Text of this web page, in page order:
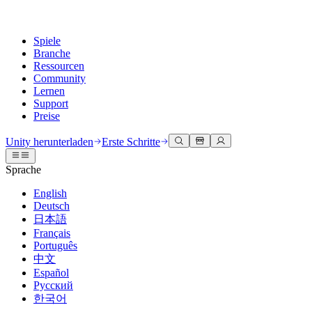
Spiele
Branche
Ressourcen
Community
Lernen
Support
Preise
Unity Engine
Erstellen Sie 2D- und 3D-Spiele für jede Plattform
Zusammenarbeit
Schnell mit Ihrem Team zusammenarbeiten und iterieren
Unity herunterladen
Abonnements und Preise
Bereitstellen
Multiplattform
3D-Zusammenarbeit
Erstellen und überprüfen Sie 3D-Projekte in Echtzeit
Immersive Schulung
In immersiven Umgebungen trainieren
Kundenerlebnisse
Interaktive 3D-Erlebnisse erstellen
Branchen
Fertigung
Dokumentation
Entwicklertools
Versionsfreigaben und Fehlerverfolgung
Roadmap
Bevorstehende Funktionen überprüfen
Glossar
Diskussionen
Veranstaltungen
Globale und lokale Veranstaltungen
Gemeinschaftsgeschichten
Made with Unity
Präsentation von Unity-Schöpfern
Unity Learn
Meistern Sie Unity-Fähigkeiten kostenlos
Professionelles Training
Verbessern Sie Ihr Team mit Unity-Trainern
Neu bei Unity
Erste Schritte
Beginnen Sie noch heute mit dem Lernen
Unity Essential Pathways
Hilfe erhalten
Wir helfen Ihnen, mit Unity erfolgreich zu sein
Erfolgspläne
Erreichen Sie Ihre Ziele schneller mit Expertenunterstützung
FAQ
Antworten auf häufige Fragen
Kontakt aufnehmen
Verbinden Sie sich mit unserem Team
Unity herunterladen Erste Schritte
Sprache
English
Deutsch
日本語
Français
Português
中文
Español
Русский
한국어